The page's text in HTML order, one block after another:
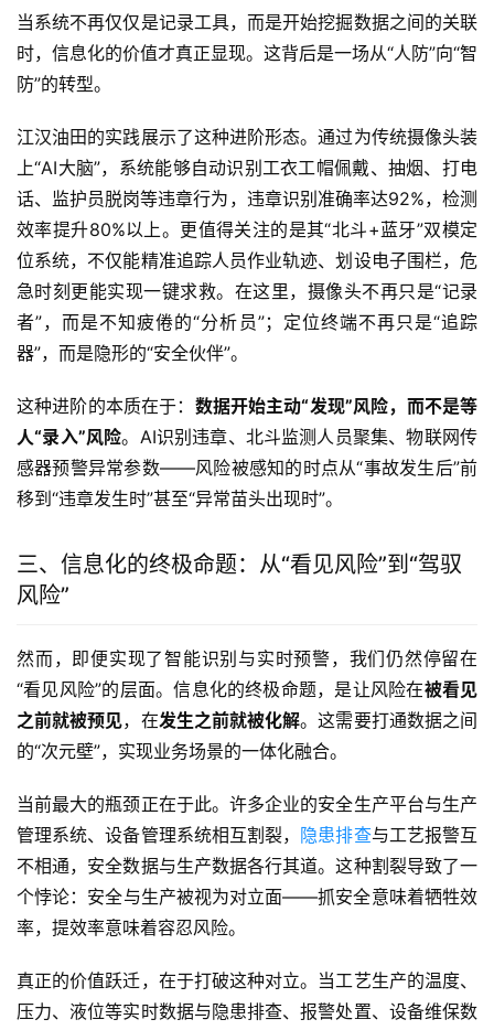
当系统不再仅仅是记录工具，而是开始挖掘数据之间的关联
时，信息化的价值才真正显现。这背后是一场从“人防”向“智
防”的转型。
江汉油田的实践展示了这种进阶形态。通过为传统摄像头装
上“AI大脑”，系统能够自动识别工衣工帽佩戴、抽烟、打电
话、监护员脱岗等违章行为，违章识别准确率达92%，检测
效率提升80%以上。更值得关注的是其“北斗+蓝牙”双模定
位系统，不仅能精准追踪人员作业轨迹、划设电子围栏，危
急时刻更能实现一键求救。在这里，摄像头不再只是“记录
者”，而是不知疲倦的“分析员”；定位终端不再只是“追踪
器”，而是隐形的“安全伙伴”。
这种进阶的本质在于： 数据开始主动“发现”风险，而不是等
人“录入”风险。AI识别违章、北斗监测人员聚集、物联网传
感器预警异常参数——风险被感知的时点从“事故发生后”前
移到“违章发生时”甚至“异常苗头出现时”。
三、信息化的终极命题：从“看见风险”到“驾驭
风险”
然而，即便实现了智能识别与实时预警，我们仍然停留在
“看见风险”的层面。信息化的终极命题，是让风险在被看见
之前就被预见，在发生之前就被化解。这需要打通数据之间
的“次元壁”，实现业务场景的一体化融合。
当前最大的瓶颈正在于此。许多企业的安全生产平台与生产
管理系统、设备管理系统相互割裂， 隐患排查与工艺报警互
不相通，安全数据与生产数据各行其道。这种割裂导致了一
个悖论：安全与生产被视为对立面——抓安全意味着牺牲效
率，提效率意味着容忍风险。
真正的价值跃迁，在于打破这种对立。当工艺生产的温度、
压力、液位等实时数据与隐患排查、报警处置、设备维保数